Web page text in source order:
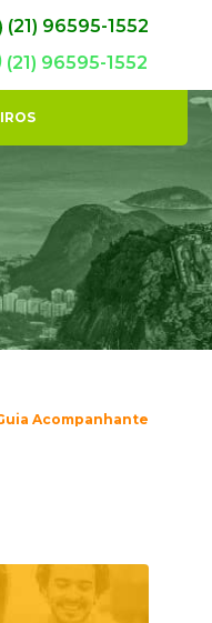
(21) 96595-1552
(21) 96595-1552
Acompanhante